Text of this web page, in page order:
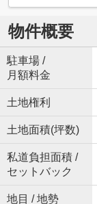
物件概要
駐車場 /
月額料金
土地権利
土地面積(坪数)
私道負担面積 /
セットバック
地目 / 地勢